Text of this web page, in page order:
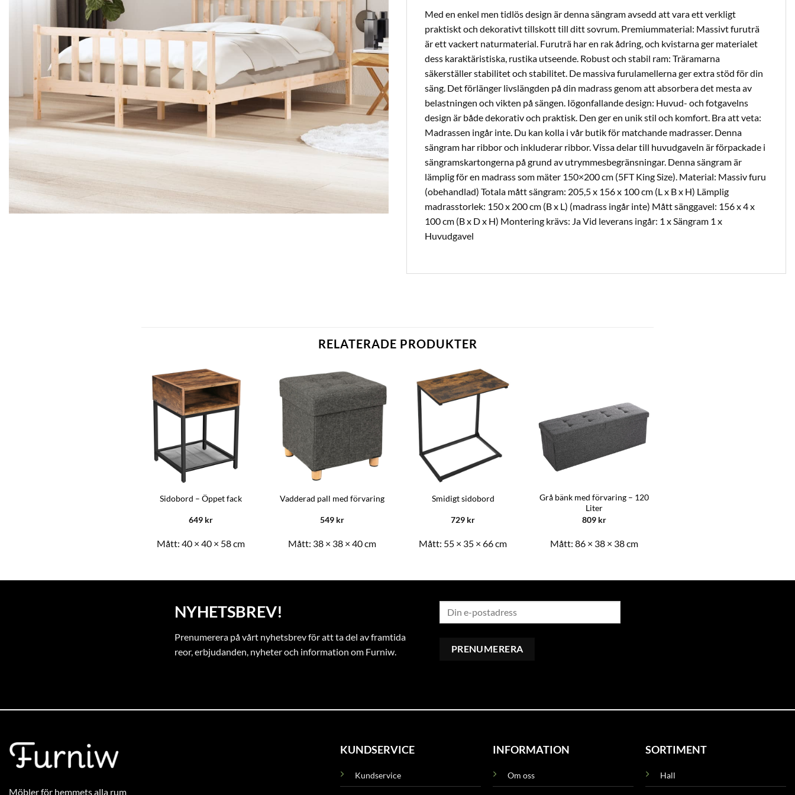
Med en enkel men tidlös design är denna sängram avsedd att vara ett verkligt
praktiskt och dekorativt tillskott till ditt sovrum. Premiummaterial: Massivt furuträ
är ett vackert naturmaterial. Furuträ har en rak ådring, och kvistarna ger materialet
dess karaktäristiska, rustika utseende. Robust och stabil ram: Träramarna
säkerställer stabilitet och stabilitet. De massiva furulamellerna ger extra stöd för din
säng. Det förlänger livslängden på din madrass genom att absorbera det mesta av
belastningen och vikten på sängen. Iögonfallande design: Huvud- och fotgavelns
design är både dekorativ och praktisk. Den ger en unik stil och komfort. Bra att veta:
Madrassen ingår inte. Du kan kolla i vår butik för matchande madrasser. Denna
sängram har ribbor och inkluderar ribbor. Vissa delar till huvudgaveln är förpackade i
sängramskartongerna på grund av utrymmesbegränsningar. Denna sängram är
lämplig för en madrass som mäter 150×200 cm (5FT King Size). Material: Massiv furu
(obehandlad) Totala mått sängram: 205,5 x 156 x 100 cm (L x B x H) Lämplig
madrasstorlek: 150 x 200 cm (B x L) (madrass ingår inte) Mått sänggavel: 156 x 4 x
100 cm (B x D x H) Montering krävs: Ja Vid leverans ingår: 1 x Sängram 1 x
Huvudgavel
RELATERADE PRODUKTER
Sidobord – Öppet fack
649 kr
Mått:40 × 40 × 58 cm
Vadderad pall med förvaring
549 kr
Mått: 38 × 38 × 40 cm
Smidigt sidobord
729 kr
Mått: 55 × 35 × 66 cm
Grå bänk med förvaring – 120
Liter
809 kr
Mått: 86 × 38 × 38 cm
NYHETSBREV!
Prenumerera på vårt nyhetsbrev för att ta del av framtida
reor, erbjudanden, nyheter och information om Furniw.
Möbler för hemmets alla rum
KUNDSERVICE
Kundservice
INFORMATION
Om oss
SORTIMENT
Hall